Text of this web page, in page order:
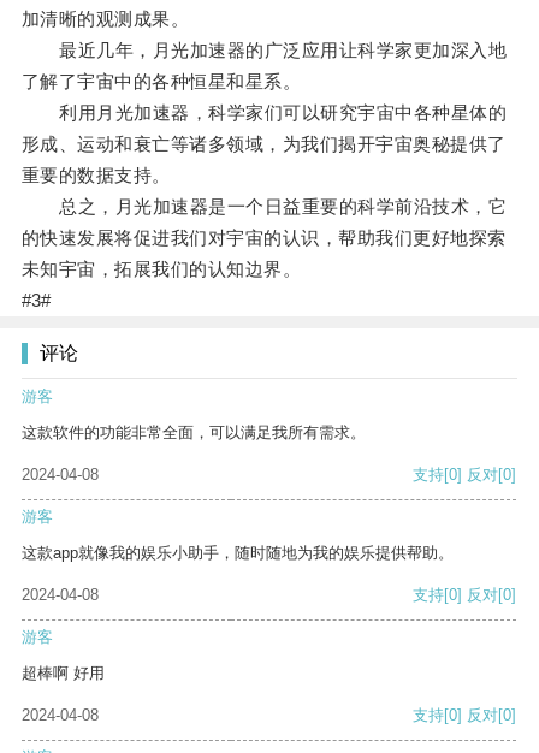
加清晰的观测成果。
最近几年，月光加速器的广泛应用让科学家更加深入地
了解了宇宙中的各种恒星和星系。
利用月光加速器，科学家们可以研究宇宙中各种星体的
形成、运动和衰亡等诸多领域，为我们揭开宇宙奥秘提供了
重要的数据支持。
总之，月光加速器是一个日益重要的科学前沿技术，它
的快速发展将促进我们对宇宙的认识，帮助我们更好地探索
未知宇宙，拓展我们的认知边界。
#3#
评论
游客
这款软件的功能非常全面，可以满足我所有需求。
2024-04-08 支持[0] 反对[0]
游客
这款app就像我的娱乐小助手，随时随地为我的娱乐提供帮助。
2024-04-08 支持[0] 反对[0]
游客
超棒啊 好用
2024-04-08 支持[0] 反对[0]